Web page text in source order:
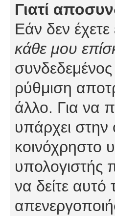
Γιατί
Εάν δεν έχετε
κάθε μου
ρύθμιση
άλλο. Για να
υπάρχει στην
κοινόχρηστο
υπολογιστής
να δείτε αυτό